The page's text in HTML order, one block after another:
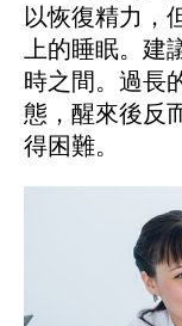
以恢復精力，
上的睡眠。
時之間。過長
態，醒來後反
得困難。